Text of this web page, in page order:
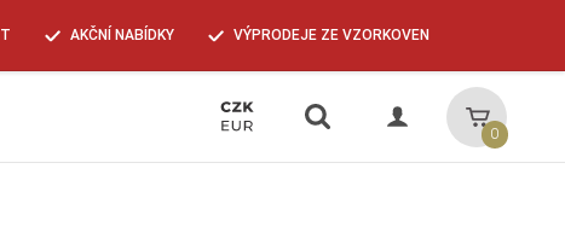
AKČNÍ NABÍDKY VÝPRODEJE ZE VZORKOVEN
Vyhledávání Košík
0